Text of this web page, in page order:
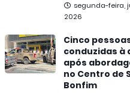
segunda-feira,
2026
Cinco
conduzidas à
após
no Centro de
Bonfim